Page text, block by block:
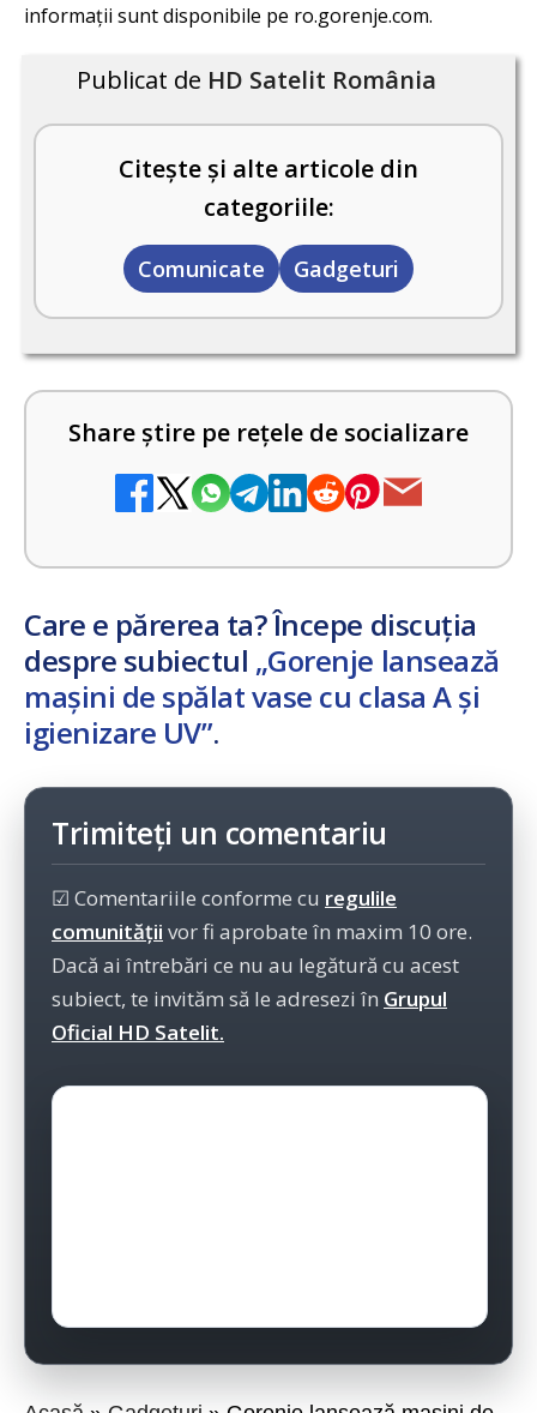
informații sunt disponibile pe ro.gorenje.com.
Publicat de HD Satelit România
Citește și alte articole din
categoriile:
Comunicate Gadgeturi
Share știre pe rețele de socializare
Care e părerea ta? Începe discuția
despre subiectul „Gorenje lansează
mașini de spălat vase cu clasa A și
igienizare UV”.
Trimiteți un comentariu
☑ Comentariile conforme cu regulile
comunității vor fi aprobate în maxim 10 ore.
Dacă ai întrebări ce nu au legătură cu acest
subiect, te invităm să le adresezi în Grupul
Oficial HD Satelit.